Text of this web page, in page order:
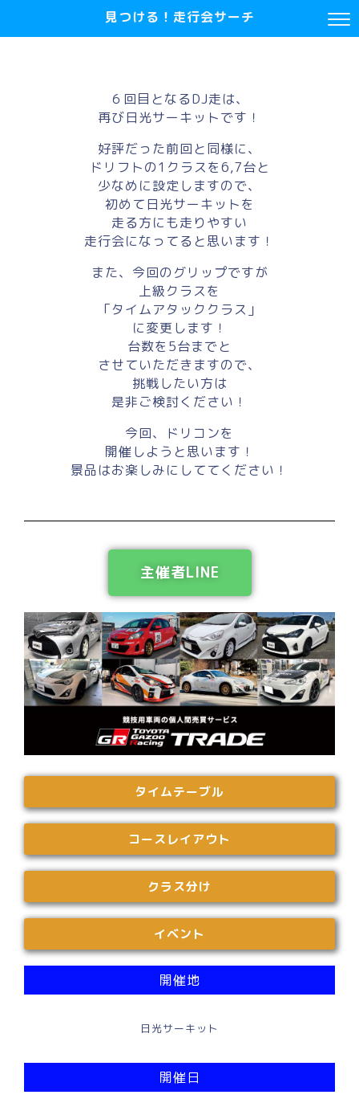
見つける！走行会サーチ
６回目となるDJ走は、
再び日光サーキットです！
好評だった前回と同様に、
ドリフトの1クラスを6,7台と
少なめに設定しますので、
初めて日光サーキットを
走る方にも走りやすい
走行会になってると思います！
また、今回のグリップですが
上級クラスを
「タイムアタッククラス」
に変更します！
台数を5台までと
させていただきますので、
挑戦したい方は
是非ご検討ください！
今回、ドリコンを
開催しようと思います！
景品はお楽しみにしててください！
主催者LINE
タイムテーブル
コースレイアウト
クラス分け
イベント
開催地
日光サーキット
開催日